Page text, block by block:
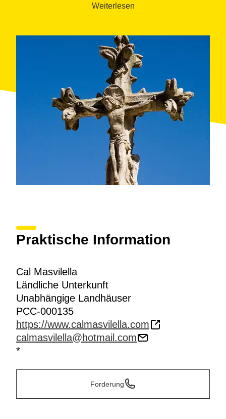
die Megalithgräber und den Dolmen Treis Reis, etwas
astronomische Observatorium sowie der äolische
Park der Sierra de Rubió besichtigt werden.
Weiterlesen
Praktische Information
Cal Masvilella
Ländliche Unterkunft
Unabhängige Landhäuser
PCC-000135
https://www.calmasvilella.com
calmasvilella@hotmail.com
*
Forderung